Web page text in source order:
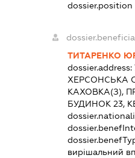
dossier.position
ТИТАРЕНКО
dossier.address:
ХЕРСОНСЬКА
КАХОВКА(З),
БУДИНОК 23,
вирішальний